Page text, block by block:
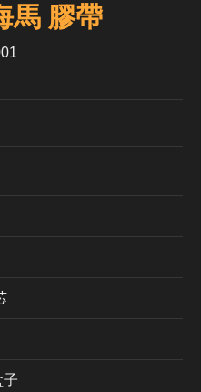
馬 膠帶
子